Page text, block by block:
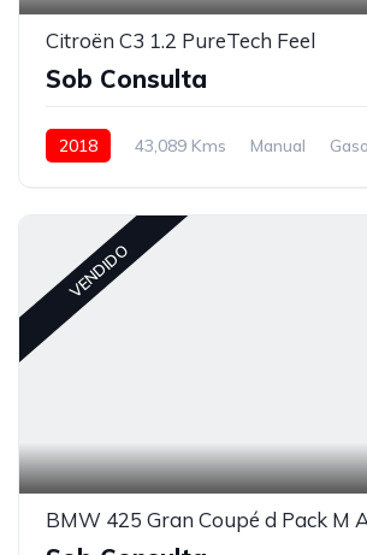
Citroën C3 1.2 PureTech Feel
Sob Consulta
2018 43,089 Kms Manual
VENDIDO
BMW 425 Gran Coupé d Pack M